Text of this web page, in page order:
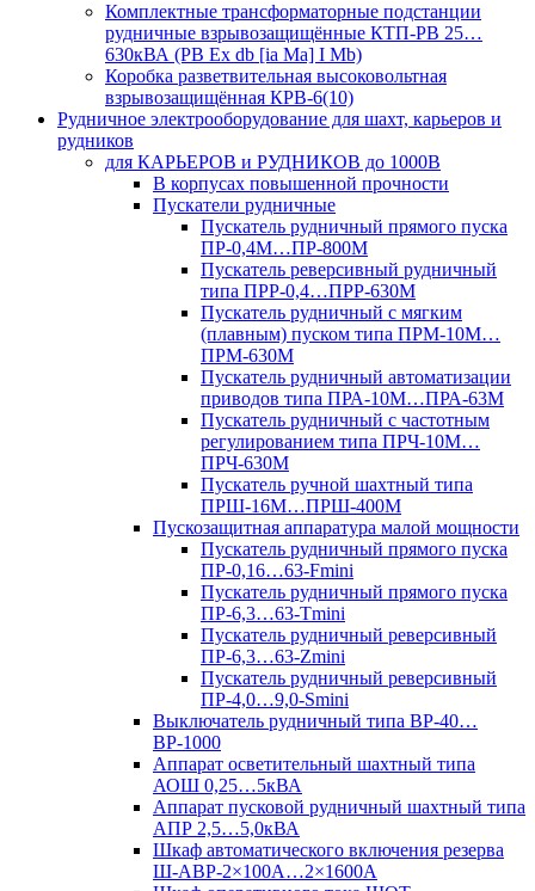
Комплектные трансформаторные подстанции
рудничные взрывозащищённые КТП-РВ 25…
630кВА (РВ Ex db [ia Ma] I Mb)
Коробка разветвительная высоковольтная
взрывозащищённая КРВ-6(10)
Рудничное электрооборудование для шахт, карьеров и
рудников
для КАРЬЕРОВ и РУДНИКОВ до 1000В
В корпусах повышенной прочности
Пускатели рудничные
Пускатель рудничный прямого пуска
ПР-0,4М…ПР-800М
Пускатель реверсивный рудничный
типа ПРР-0,4…ПРР-630М
Пускатель рудничный с мягким
(плавным) пуском типа ПРМ-10М…
ПРМ-630М
Пускатель рудничный автоматизации
приводов типа ПРА-10М…ПРА-63М
Пускатель рудничный с частотным
регулированием типа ПРЧ-10М…
ПРЧ-630М
Пускатель ручной шахтный типа
ПРШ-16М…ПРШ-400М
Пускозащитная аппаратура малой мощности
Пускатель рудничный прямого пуска
ПР-0,16…63-Fmini
Пускатель рудничный прямого пуска
ПР-6,3…63-Tmini
Пускатель рудничный реверсивный
ПР-6,3…63-Zmini
Пускатель рудничный реверсивный
ПР-4,0…9,0-Smini
Выключатель рудничный типа ВР-40…
ВР-1000
Аппарат осветительный шахтный типа
АОШ 0,25…5кВА
Аппарат пусковой рудничный шахтный типа
АПР 2,5…5,0кВА
Шкаф автоматического включения резерва
Ш-АВР-2×100А…2×1600А